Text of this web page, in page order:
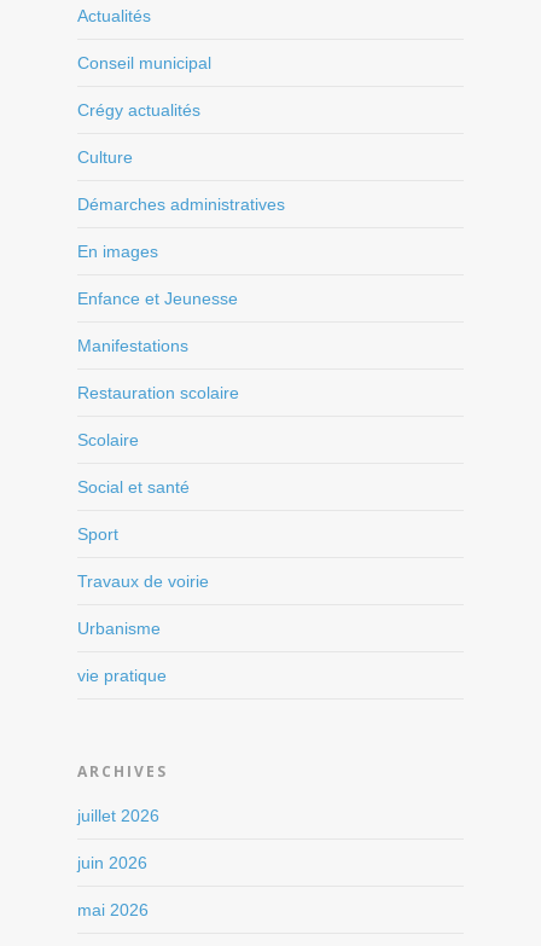
Actualités
Conseil municipal
Crégy actualités
Culture
Démarches administratives
En images
Enfance et Jeunesse
Manifestations
Restauration scolaire
Scolaire
Social et santé
Sport
Travaux de voirie
Urbanisme
vie pratique
ARCHIVES
juillet 2026
juin 2026
mai 2026